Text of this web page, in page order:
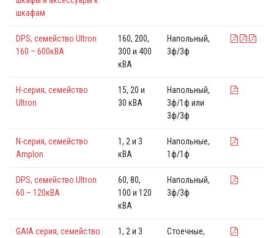
шкафам
DPS, семейство Ultron
160 – 600кВА
160, 200,
300 и 400
кВА
Напольный,
3ф/3ф
H-серия, семейство
Ultron
15, 20 и
30 кВА
Напольный,
3ф/1ф или
3ф/3ф
N-серия, семейство
Amplon
1, 2 и 3
кВА
Напольные,
1ф/1ф
DPS, семейство Ultron
60 – 120кВА
60, 80,
100 и 120
кВА
Напольный,
3ф/3ф
GAIA серия, семейство
1, 2 и 3
Стоечные,